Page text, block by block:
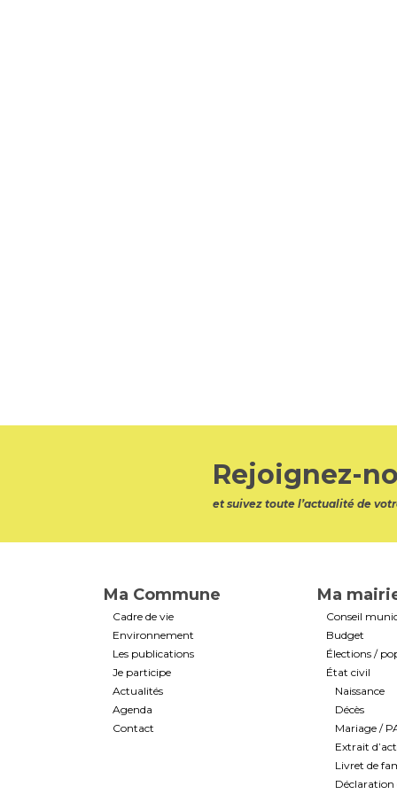
Rejoignez-
et suivez toute l’actualité de
Ma Commune
Cadre de vie
Environnement
Les publications
Je participe
Actualités
Agenda
Contact
Ma
Conseil
Budget
Élections /
État civil
Naissance
Décès
Mariage /
Extrait
Livret de
Déclaration